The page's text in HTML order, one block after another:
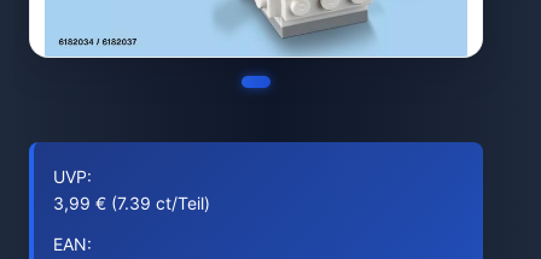
UVP:
3,99 € (7.39 ct/Teil)
EAN: